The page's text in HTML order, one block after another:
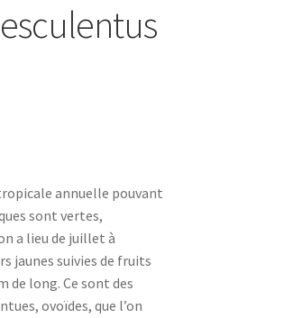
annuelle pouvant
sont vertes,
a lieu de juillet à
jaunes suivies de fruits
de long. Ce sont des
ovoïdes, que l’on